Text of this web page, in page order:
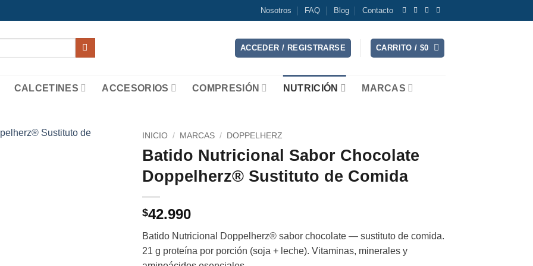
Nosotros FAQ Blog Contacto
ACCEDER / REGISTRARSE CARRITO / $0
CALCETINES ACCESORIOS COMPRESIÓN NUTRICIÓN MARCAS
INICIO / MARCAS / DOPPELHERZ
Batido Nutricional Sabor Chocolate
Doppelherz® Sustituto de Comida
$42.990
Batido Nutricional Doppelherz® sabor chocolate — sustituto de comida.
21 g proteína por porción (soja + leche). Vitaminas, minerales y